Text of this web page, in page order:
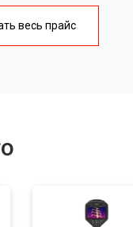
от 160 мин
весь прайс